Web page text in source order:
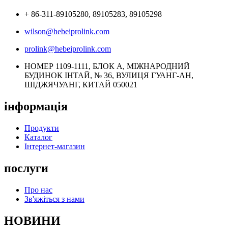
+ 86-311-89105280, 89105283, 89105298
wilson@hebeiprolink.com
prolink@hebeiprolink.com
НОМЕР 1109-1111, БЛОК А, МІЖНАРОДНИЙ
БУДИНОК ІНТАЙ, № 36, ВУЛИЦЯ ГУАНГ-АН,
ШІДЖЯЧУАНГ, КИТАЙ 050021
інформація
Продукти
Каталог
Інтернет-магазин
послуги
Про нас
Зв'яжіться з нами
НОВИНИ